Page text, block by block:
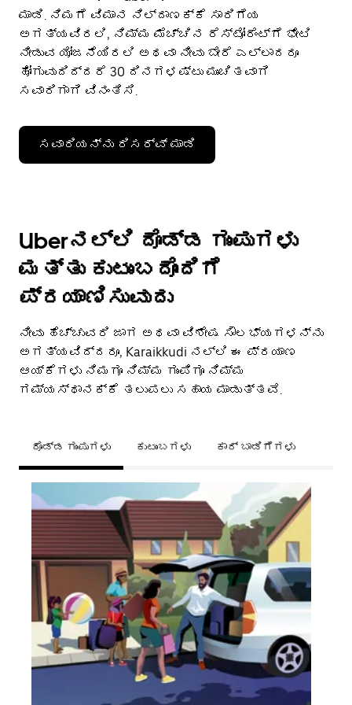
ಮಾಡಿ. ನಿಮಗೆ ವಿಮಾನ ನಿಲ್ದಾಣಕ್ಕೆ ಸಾರಿಗೆಯ
ಅಗತ್ಯವಿರಲಿ, ನಿಮ್ಮ ಮೆಚ್ಚಿನ ರೆಸ್ಟೋರೆಂಟ್‌ಗೆ ಭೇಟಿ
ನೀಡುವ ಯೋಜನೆಯಿರಲಿ ಅಥವಾ ನೀವು ಬೇರೆ ಎಲ್ಲಾದರೂ
ಹೋಗುವುದಿದ್ದರೆ 30 ದಿನಗಳಷ್ಟು ಮುಂಚಿತವಾಗಿ
ಸವಾರಿಗಾಗಿ ವಿನಂತಿಸಿ.
ಸವಾರಿಯನ್ನು ರಿಸರ್ವ್ ಮಾಡಿ
Uberನಲ್ಲಿ ದೊಡ್ಡ ಗುಂಪುಗಳು
ಮತ್ತು ಕುಟುಂಬದೊಂದಿಗೆ
ಪ್ರಯಾಣಿಸುವುದು
ನೀವು ಹೆಚ್ಚುವರಿ ಜಾಗ ಅಥವಾ ವಿಶೇಷ ಸೌಲಭ್ಯಗಳನ್ನು
ಅಗತ್ಯವಿದ್ದರೂ, Karaikkudi ನಲ್ಲಿ ಈ ಪ್ರಯಾಣ
ಆಯ್ಕೆಗಳು ನಿಮಗೂ ನಿಮ್ಮ ಗುಂಪಿಗೂ ನಿಮ್ಮ
ಗಮ್ಯಸ್ಥಾನಕ್ಕೆ ತಲುಪಲು ಸಹಾಯ ಮಾಡುತ್ತವೆ.
ದೊಡ್ಡ ಗುಂಪುಗಳು ಕುಟುಂಬಗಳು ಕಾರ್ ಬಾಡಿಗೆಗಳು